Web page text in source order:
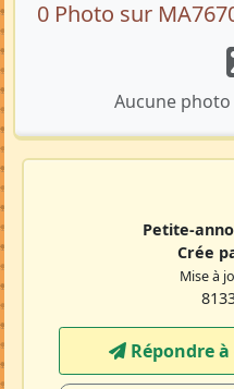
0 Photo sur
Aucune
Petite-
Crée
Mise à
Répondre à